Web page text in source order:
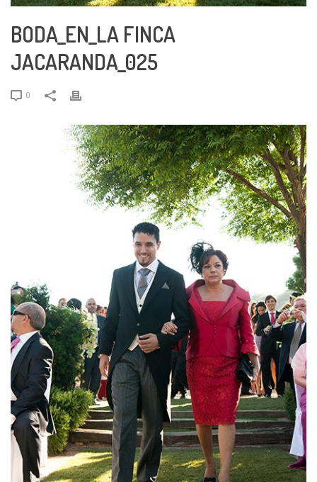
BODA_EN_LA FINCA
JACARANDA_025
0